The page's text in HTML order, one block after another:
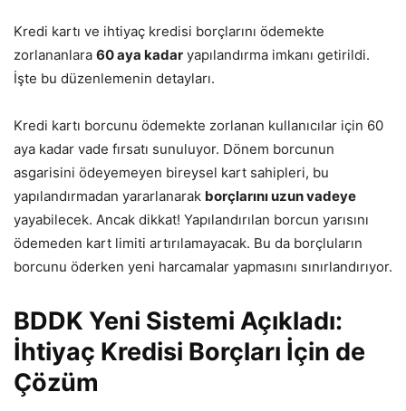
Kredi kartı ve ihtiyaç kredisi borçlarını ödemekte
zorlananlara 60 aya kadar yapılandırma imkanı getirildi.
İşte bu düzenlemenin detayları.
Kredi kartı borcunu ödemekte zorlanan kullanıcılar için 60
aya kadar vade fırsatı sunuluyor. Dönem borcunun
asgarisini ödeyemeyen bireysel kart sahipleri, bu
yapılandırmadan yararlanarak borçlarını uzun vadeye
yayabilecek. Ancak dikkat! Yapılandırılan borcun yarısını
ödemeden kart limiti artırılamayacak. Bu da borçluların
borcunu öderken yeni harcamalar yapmasını sınırlandırıyor.
BDDK Yeni Sistemi Açıkladı:
İhtiyaç Kredisi Borçları İçin de
Çözüm